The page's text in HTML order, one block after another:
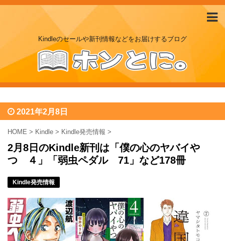
Kindleのセールや新刊情報などをお届けするブログ
2021年2月8日
HOME > Kindle > Kindle発売情報 >
2月8日のKindle新刊は「僕の心のヤバイや
つ ４」「弱虫ペダル 71」など178冊
Kindle発売情報